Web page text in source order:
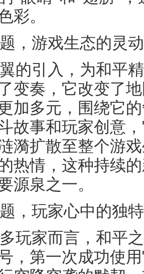
彩。
，游戏生态的灵
的引入，为和平
变奏，它改变了
加多元，围绕它
故事和玩家创意
漪扩散至整个游
热情，这种持续
源泉之一。
，玩家心中的独
玩家而言，和平
，第一次成功使